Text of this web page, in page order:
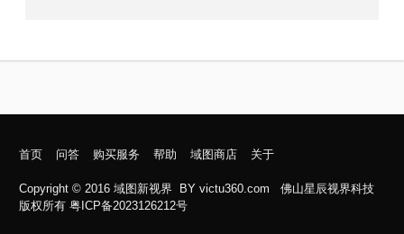
首页 问答 购买服务 帮助 域图商店 关于
Copyright © 2016域图新视界 BYvictu360.com
佛山星辰视界科技
版权所有 粤ICP备2023126212号